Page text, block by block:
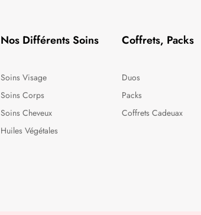
Nos Différents Soins
Soins Visage
Soins Corps
Soins Cheveux
Huiles Végétales
Coffrets, Packs
Duos
Packs
Coffrets Cadeuax